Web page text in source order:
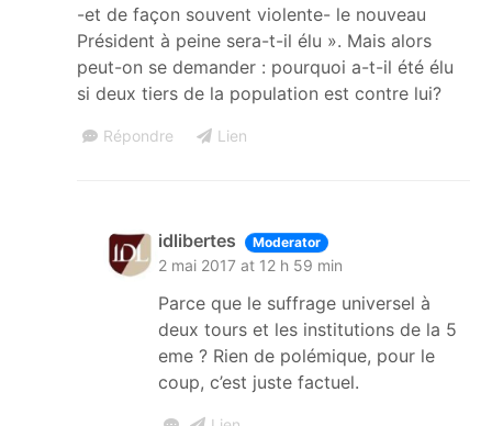
-et de façon souvent violente- le nouveau
Président à peine sera-t-il élu ». Mais alors
peut-on se demander : pourquoi a-t-il été élu
si deux tiers de la population est contre lui?
Répondre Lien
idlibertes Moderator
2 mai 2017 at 12 h 59 min
Parce que le suffrage universel à
deux tours et les institutions de la 5
eme ? Rien de polémique, pour le
coup, c’est juste factuel.